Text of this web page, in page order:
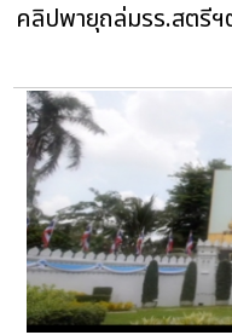
คลิปพายุถล่มรร.สตรีฯ